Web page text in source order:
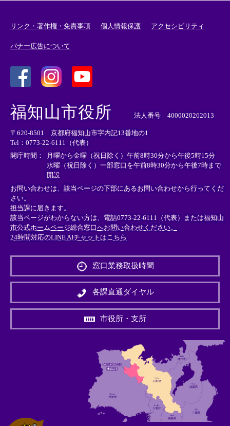
リンク・著作権・免責事項 個人情報保護 アクセシビリティ
バナー広告について
外
部
リ
ン
ク
＞
外
リ
ン
ク
＞
外
部
ン
ク
＞
福知山市役所 法人番号 4000020262013
〒620-8501 京都府福知山市字内記13番地の1
Tel：0773-22-6111（代表）
開庁時間：
月曜から金曜（祝日除く）午前8時30分から午後5時15分
水曜（祝日除く）一部窓口を午前8時30分から午後7時まで
開設
お問い合わせは、該当ページの下部にあるお問い合わせから行ってくだ
さい。
担当課に届きます。
該当ページがわからない方は、電話0773-22-6111（代表）または福知山
市公式ホームページ総合窓口へお問い合わせください。
24時間対応のLINE AIチャットはこちら
外
リ
＞
窓口業務取扱時間
各課直通ダイヤル
市役所・支所